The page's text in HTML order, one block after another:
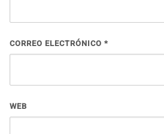
CORREO ELECTRÓNICO *
WEB